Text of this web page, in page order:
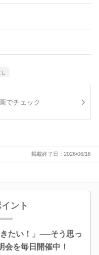
でチェック
掲載終了日：2026/06/18
ント
たい！」──そう思っ
会を毎日開催中！